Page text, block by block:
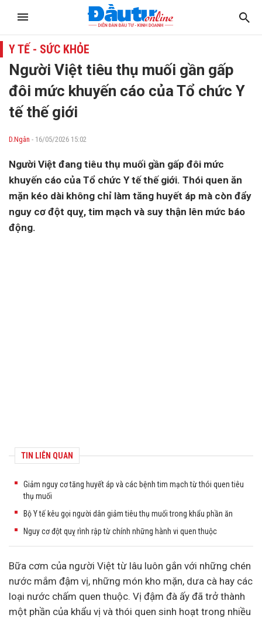
Y TẾ - SỨC KHỎE
Người Việt tiêu thụ muối gần gấp
đôi mức khuyến cáo của Tổ chức Y
tế thế giới
D.Ngân - 16/05/2026 15:02
Người Việt đang tiêu thụ muối gần gấp đôi mức
khuyến cáo của Tổ chức Y tế thế giới. Thói quen ăn
mặn kéo dài không chỉ làm tăng huyết áp mà còn đẩy
nguy cơ đột quỵ, tim mạch và suy thận lên mức báo
động.
TIN LIÊN QUAN
Giảm nguy cơ tăng huyết áp và các bệnh tim mạch từ thói quen tiêu
thụ muối
Bộ Y tế kêu gọi người dân giảm tiêu thụ muối trong khẩu phần ăn
Nguy cơ đột quỵ rình rập từ chính những hành vi quen thuộc
Bữa cơm của người Việt từ lâu luôn gắn với những chén
nước mắm đậm vị, những món kho mặn, dưa cà hay các
loại nước chấm quen thuộc. Vị đậm đà ấy đã trở thành
một phần của khẩu vị và thói quen sinh hoạt trong nhiều